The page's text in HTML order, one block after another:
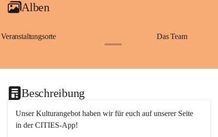
Alben
Veranstaltungsorte Das Team
Beschreibung
Unser Kulturangebot haben wir für euch auf unserer Seite
in der CITIES-App!